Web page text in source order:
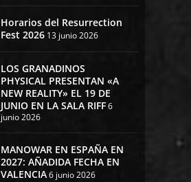
Horarios del Resurrection
Fest 2026 13 junio 2026
LOS GRANADINOS
PHYSICAL PRESENTAN «A
NEW REALITY» EL 19 DE
JUNIO EN LA SALA RIFF6
junio 2026
MANOWAR EN ESPAÑA EN
2027: AÑADIDA FECHA EN
VALENCIA6 junio 2026